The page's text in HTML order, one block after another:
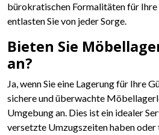
bürokratischen Formalitäten für Ihre
entlasten Sie von jeder Sorge.
Bieten Sie
an?
Ja, wenn Sie eine Lagerung für Ihre
sichere und überwachte
Umgebung an. Dies ist ein idealer
versetzte Umzugszeiten haben